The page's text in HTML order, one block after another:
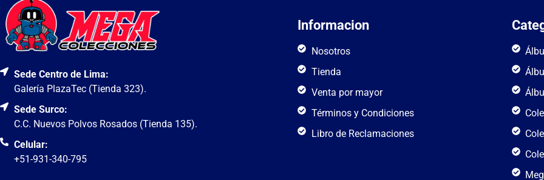
Sede Centro de Lima:
Galería PlazaTec (Tienda 323).
Sede Surco:
C.C. Nuevos Polvos Rosados (Tienda 135).
Celular:
+51-931-340-795
Informacion
Nosotros
Tienda
Venta por mayor
Términos y Condiciones
Libro de Reclamaciones